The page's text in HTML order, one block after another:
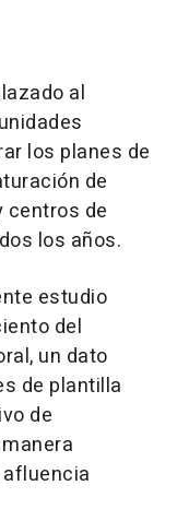
al
los planes de
de
centros de
los años.
estudio
del
un dato
de plantilla
de